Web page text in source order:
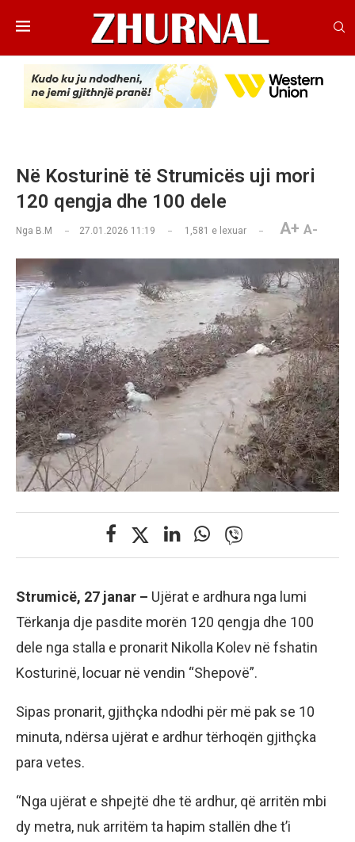
Në Kosturinë të Strumicës uji mori
120 qengja dhe 100 dele
Nga B.M 27.01.2026 11:19 1,581 e lexuar A+ A-
Strumicë, 27 janar – Ujërat e ardhura nga lumi
Tërkanja dje pasdite morën 120 qengja dhe 100
dele nga stalla e pronarit Nikolla Kolev në fshatin
Kosturinë, locuar në vendin “Shepovë”.
Sipas pronarit, gjithçka ndodhi për më pak se 10
minuta, ndërsa ujërat e ardhur tërhoqën gjithçka
para vetes.
“Nga ujërat e shpejtë dhe të ardhur, që arritën mbi
dy metra, nuk arritëm ta hapim stallën dhe t’i